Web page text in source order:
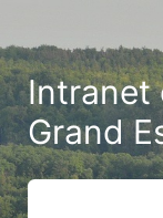
Intranet
Grand